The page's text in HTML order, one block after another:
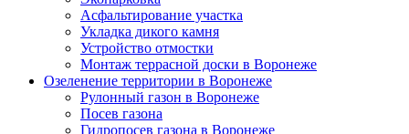
Асфальтирование участка
Укладка дикого камня
Устройство отмостки
Монтаж террасной доски в Воронеже
Озеленение территории в Воронеже
Рулонный газон в Воронеже
Посев газона
Гидропосев газона в Воронеже